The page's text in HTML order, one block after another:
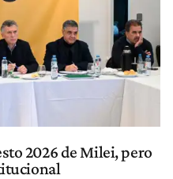
2026 de Milei, pero